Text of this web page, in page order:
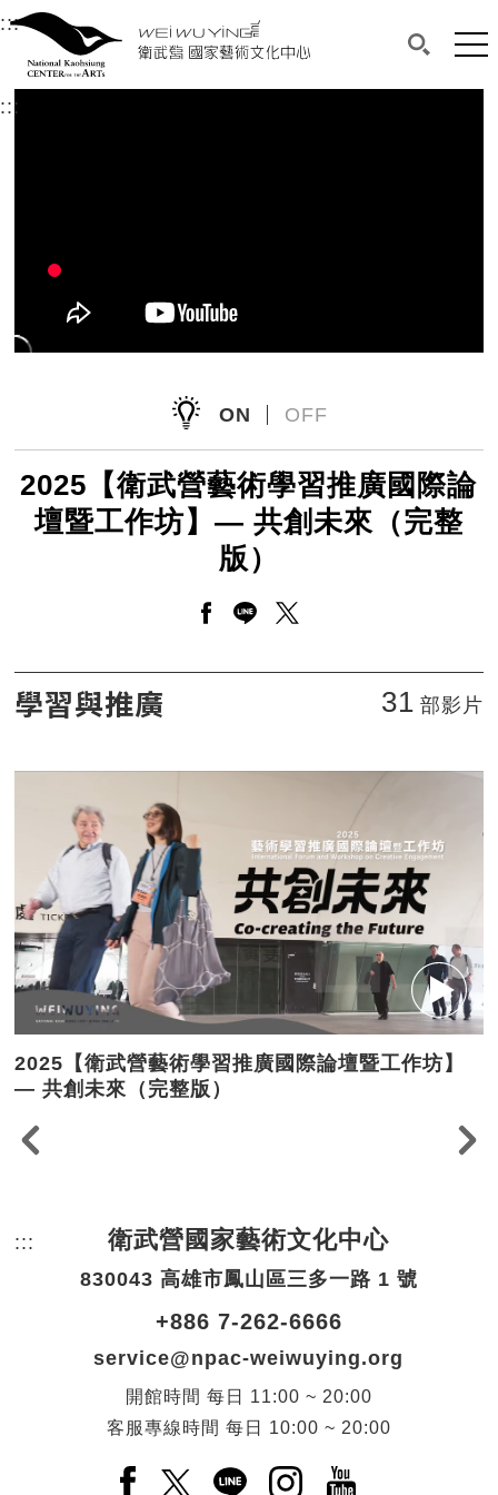
衛武營國家藝術文化中心
中央內容區塊，為本頁主要內容區。
:::選單連結區塊，此區塊列有本網站主要連結。
衛武營國家藝術文化中心
搜尋(開
網
:::
ON OFF
2025【衛武營藝術學習推廣國際論
壇暨工作坊】— 共創未來（完整
版）
另開新視窗分享至facebook
另開新視窗分享至line
另開新視窗分享至
2025【衛武營藝術學習推廣國際論壇暨工作坊】—
學習與推廣 31 部影片
2025【衛武營藝術學習推廣國際論壇暨工作坊】
— 共創未來（完整版）
::: 頁尾網站資訊。
衛武營國家藝術文化中心
830043 高雄市鳳山區三多一路 1 號
+886 7-262-6666
service@npac-weiwuying.org
開館時間 每日
11:00 ~ 20:00
客服專線時間 每日 10:00 ~ 20:00
Facebook(另開新視窗)
X(另開新視窗)
LINE(另開新視窗)
Instagram(另開新視
YouTube(另開